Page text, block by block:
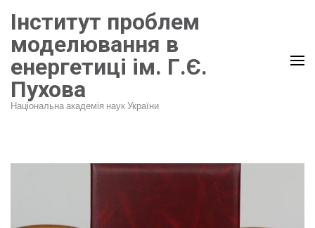
до
вмісту
(натисніть
Enter)
Інститут проблем
моделювання в
енергетиці ім. Г.Є.
Пухова
Національна академія наук України